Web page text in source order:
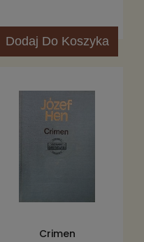
Dodaj Do Koszyka
Crimen